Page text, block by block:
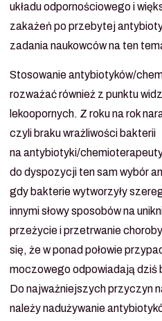
układu odpornościowego i
zakażeń po przebytej
zadania naukowców na ten
Stosowanie antybiotyków/
rozważać również z punktu
lekoopornych. Z roku na rok
czyli braku wrażliwości bakterii
na antybiotyki/
do dyspozycji ten sam wybór
gdy bakterie wytworzyły
innymi słowy sposobów na
przeżycie i przetrwanie
się, że w ponad połowie
moczowego odpowiadają dziś
Do najważniejszych przyczyn
należy nadużywanie